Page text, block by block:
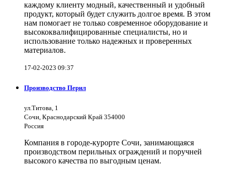
каждому клиенту модный, качественный и удобный
продукт, который будет служить долгое время. В этом
нам помогает не только современное оборудование и
высококвалифицированные специалисты, но и
использование только надежных и проверенных
материалов.
17-02-2023 09:37
Производство Перил
ул.Титова, 1
Сочи, Краснодарский Край 354000
Россия
Компания в городе-курорте Сочи, занимающаяся
производством перильных ограждений и поручней
высокого качества по выгодным ценам.